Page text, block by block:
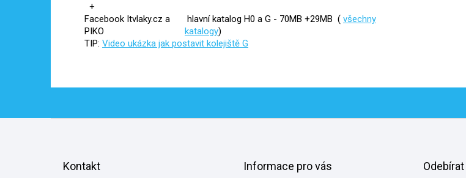
+
Facebook Itvlaky.cz a
PIKO
hlavní katalog H0 a G - 70MB +29MB ( všechny
katalogy)
TIP: Video ukázka jak postavit kolejiště G
Kontakt Informace pro vás